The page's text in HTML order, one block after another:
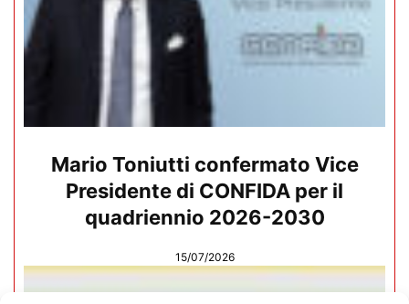
Mario Toniutti confermato Vice
Presidente di CONFIDA per il
quadriennio 2026-2030
15/07/2026